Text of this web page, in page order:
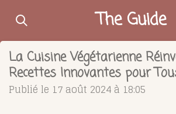
Passer
contenu
principal
The Guide
La Cuisine Végétarienne
Recettes Innovantes pour
Publié le 17 août 2024 à 18:05